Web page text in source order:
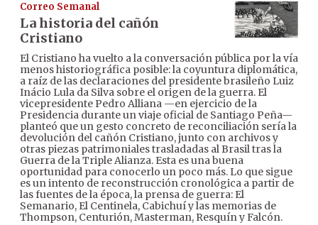
Correo Semanal
La historia del cañón
Cristiano
El Cristiano ha vuelto a la conversación pública por la vía
menos historiográfica posible: la coyuntura diplomática,
a raíz de las declaraciones del presidente brasileño Luiz
Inácio Lula da Silva sobre el origen de la guerra. El
vicepresidente Pedro Alliana —en ejercicio de la
Presidencia durante un viaje oficial de Santiago Peña—
planteó que un gesto concreto de reconciliación sería la
devolución del cañón Cristiano, junto con archivos y
otras piezas patrimoniales trasladadas al Brasil tras la
Guerra de la Triple Alianza. Esta es una buena
oportunidad para conocerlo un poco más. Lo que sigue
es un intento de reconstrucción cronológica a partir de
las fuentes de la época, la prensa de guerra: El
Semanario, El Centinela, Cabichuí y las memorias de
Thompson, Centurión, Masterman, Resquín y Falcón.